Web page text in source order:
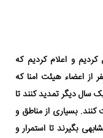
کردیم و اعلام کردیمکه
کنند تا
کنند. بسیاری ازمناطق و
بگیرندتا استمرار و